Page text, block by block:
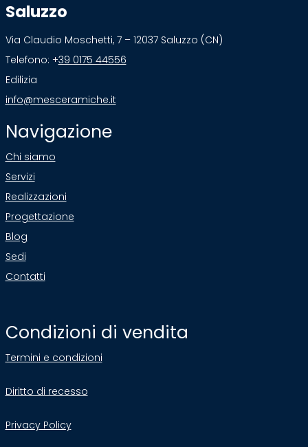
Saluzzo
Via Claudio Moschetti, 7 – 12037 Saluzzo (CN)
Telefono: +39 0175 44556
Edilizia
info@mesceramiche.it
Navigazione
Chi siamo
Servizi
Realizzazioni
Progettazione
Blog
Sedi
Contatti
Condizioni di vendita
Termini e condizioni
Diritto di recesso
Privacy Policy